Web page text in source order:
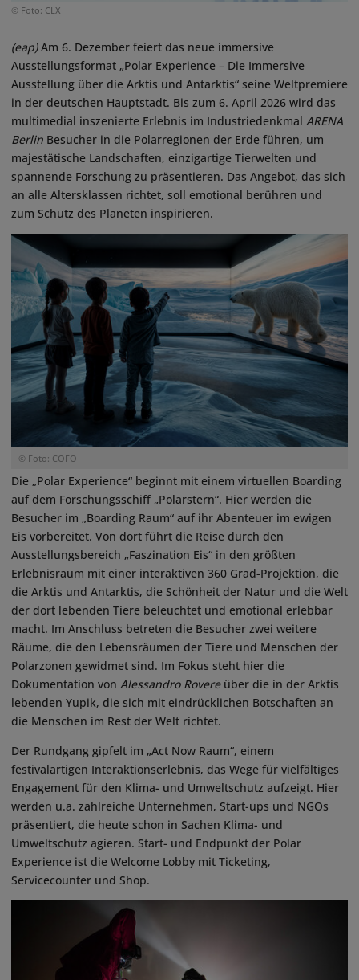
© Foto: CLX
(eap)Am 6. Dezember feiert das neue immersive
Ausstellungsformat „Polar Experience – Die Immersive
Ausstellung über die Arktis und Antarktis“ seine Weltpremiere
in der deutschen Hauptstadt. Bis zum 6. April 2026 wird das
multimedial inszenierte Erlebnis im Industriedenkmal ARENA
Berlin Besucher in die Polarregionen der Erde führen, um
majestätische Landschaften, einzigartige Tierwelten und
spannende Forschung zu präsentieren. Das Angebot, das sich
an alle Altersklassen richtet, soll emotional berühren und
zum Schutz des Planeten inspirieren.
© Foto: COFO
Die „Polar Experience“ beginnt mit einem virtuellen Boarding
auf dem Forschungsschiff „Polarstern“. Hier werden die
Besucher im „Boarding Raum“ auf ihr Abenteuer im ewigen
Eis vorbereitet. Von dort führt die Reise durch den
Ausstellungsbereich „Faszination Eis“ in den größten
Erlebnisraum mit einer interaktiven 360 Grad-Projektion, die
die Arktis und Antarktis, die Schönheit der Natur und die Welt
der dort lebenden Tiere beleuchtet und emotional erlebbar
macht. Im Anschluss betreten die Besucher zwei weitere
Räume, die den Lebensräumen der Tiere und Menschen der
Polarzonen gewidmet sind. Im Fokus steht hier die
Dokumentation von Alessandro Rovereüber die in der Arktis
lebenden Yupik, die sich mit eindrücklichen Botschaften an
die Menschen im Rest der Welt richtet.
Der Rundgang gipfelt im „Act Now Raum“, einem
festivalartigen Interaktionserlebnis, das Wege für vielfältiges
Engagement für den Klima- und Umweltschutz aufzeigt. Hier
werden u.a. zahlreiche Unternehmen, Start-ups und NGOs
präsentiert, die heute schon in Sachen Klima- und
Umweltschutz agieren. Start- und Endpunkt der Polar
Experience ist die Welcome Lobby mit Ticketing,
Servicecounter und Shop.